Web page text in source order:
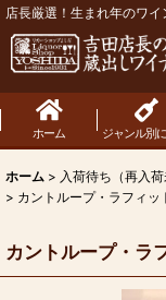
店長厳選！生まれ年のワ
ホーム ジャンル別
ホーム > 入荷待ち（再入荷
> カントループ・ラフィッ
カントループ・ラ